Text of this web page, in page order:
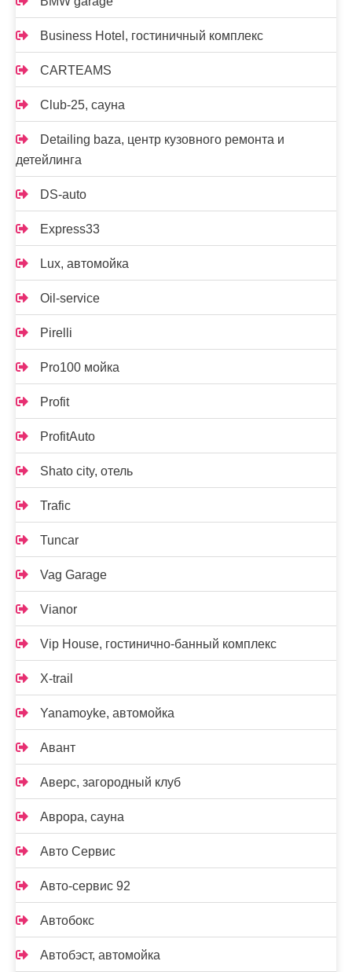
Business Hotel, гостиничный комплекс
CARTEAMS
Club-25, сауна
Detailing baza, центр кузовного ремонта и
детейлинга
DS-auto
Express33
Lux, автомойка
Oil-service
Pirelli
Pro100 мойка
Profit
ProfitAuto
Shato city, отель
Trafic
Tuncar
Vag Garage
Vianor
Vip House, гостинично-банный комплекс
X-trail
Yanamoyke, автомойка
Авант
Аверс, загородный клуб
Аврора, сауна
Авто Сервис
Авто-сервис 92
Автобокс
Автобэст, автомойка